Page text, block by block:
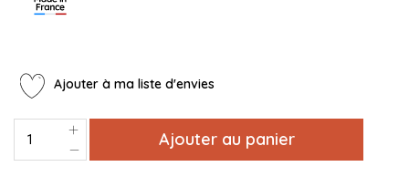
Ajouter à ma liste d'envies
Ajouter au panier